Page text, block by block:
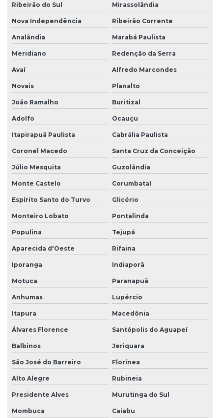
Ribeirão do Sul Mirassolândia
Nova Independência Ribeirão Corrente
Analândia Marabá Paulista
Meridiano Redenção da Serra
Avaí Alfredo Marcondes
Novais Planalto
João Ramalho Buritizal
Adolfo Ocauçu
Itapirapuã Paulista Cabrália Paulista
Coronel Macedo Santa Cruz da Conceição
Júlio Mesquita Guzolândia
Monte Castelo Corumbataí
Espírito Santo do Turvo Glicério
Monteiro Lobato Pontalinda
Populina Tejupá
Aparecida d'Oeste Rifaina
Iporanga Indiaporã
Motuca Paranapuã
Anhumas Lupércio
Itapura Macedônia
Álvares Florence Santópolis do Aguapeí
Balbinos Jeriquara
São José do Barreiro Florínea
Alto Alegre Rubineia
Presidente Alves Murutinga do Sul
Mombuca Caiabu